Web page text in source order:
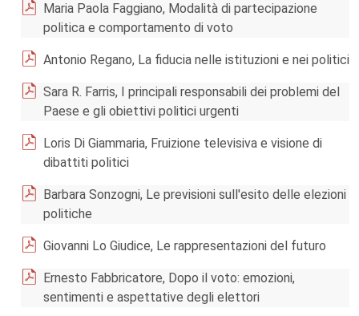
Maria Paola Faggiano, Modalità di partecipazione
politica e comportamento di voto
Antonio Regano, La fiducia nelle istituzioni e nei politici
Sara R. Farris, I principali responsabili dei problemi del
Paese e gli obiettivi politici urgenti
Loris Di Giammaria, Fruizione televisiva e visione di
dibattiti politici
Barbara Sonzogni, Le previsioni sull'esito delle elezioni
politiche
Giovanni Lo Giudice, Le rappresentazioni del futuro
Ernesto Fabbricatore, Dopo il voto: emozioni,
sentimenti e aspettative degli elettori